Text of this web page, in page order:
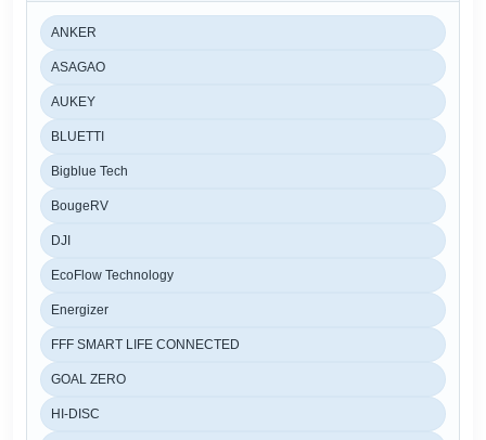
ANKER
ASAGAO
AUKEY
BLUETTI
Bigblue Tech
BougeRV
DJI
EcoFlow Technology
Energizer
FFF SMART LIFE CONNECTED
GOAL ZERO
HI-DISC